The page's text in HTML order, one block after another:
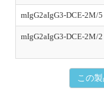
mIgG2aIgG3-DCE-2M/5
mIgG2aIgG3-DCE-2M/2
この